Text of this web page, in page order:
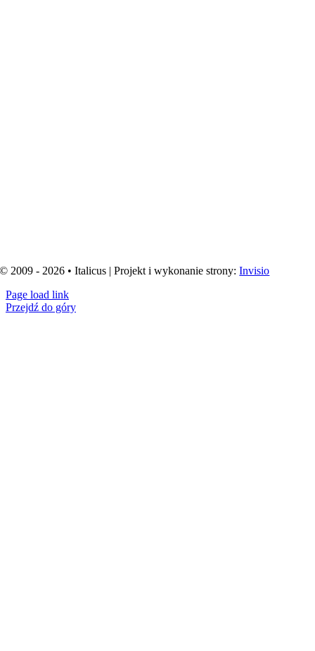
© 2009 - 2026 • Italicus | Projekt i wykonanie strony:Invisio
Page load link
Przejdź do góry